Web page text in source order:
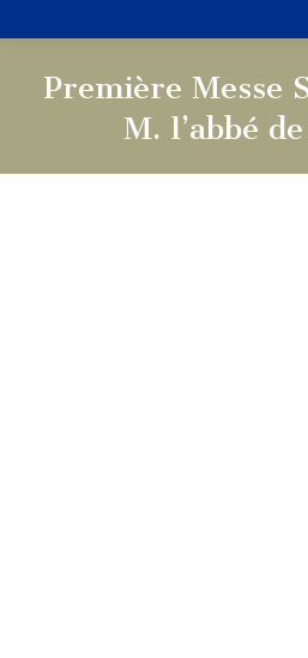
Première Messe
M. l’abbé